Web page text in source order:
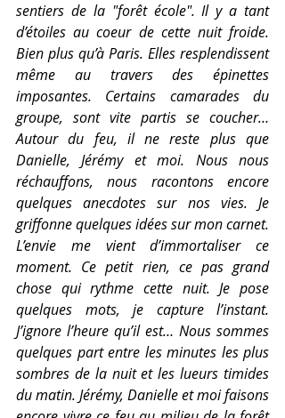
sentiers de la "forêt école". Il y a tant
d’étoiles au coeur de cette nuit froide.
Bien plus qu’à Paris. Elles resplendissent
même au travers des épinettes
imposantes. Certains camarades du
groupe, sont vite partis se coucher…
Autour du feu, il ne reste plus que
Danielle, Jérémy et moi. Nous nous
réchauffons, nous racontons encore
quelques anecdotes sur nos vies. Je
griffonne quelques idées sur mon carnet.
L’envie me vient d’immortaliser ce
moment. Ce petit rien, ce pas grand
chose qui rythme cette nuit. Je pose
quelques mots, je capture l’instant.
J’ignore l’heure qu’il est… Nous sommes
quelques part entre les minutes les plus
sombres de la nuit et les lueurs timides
du matin. Jérémy, Danielle et moi faisons